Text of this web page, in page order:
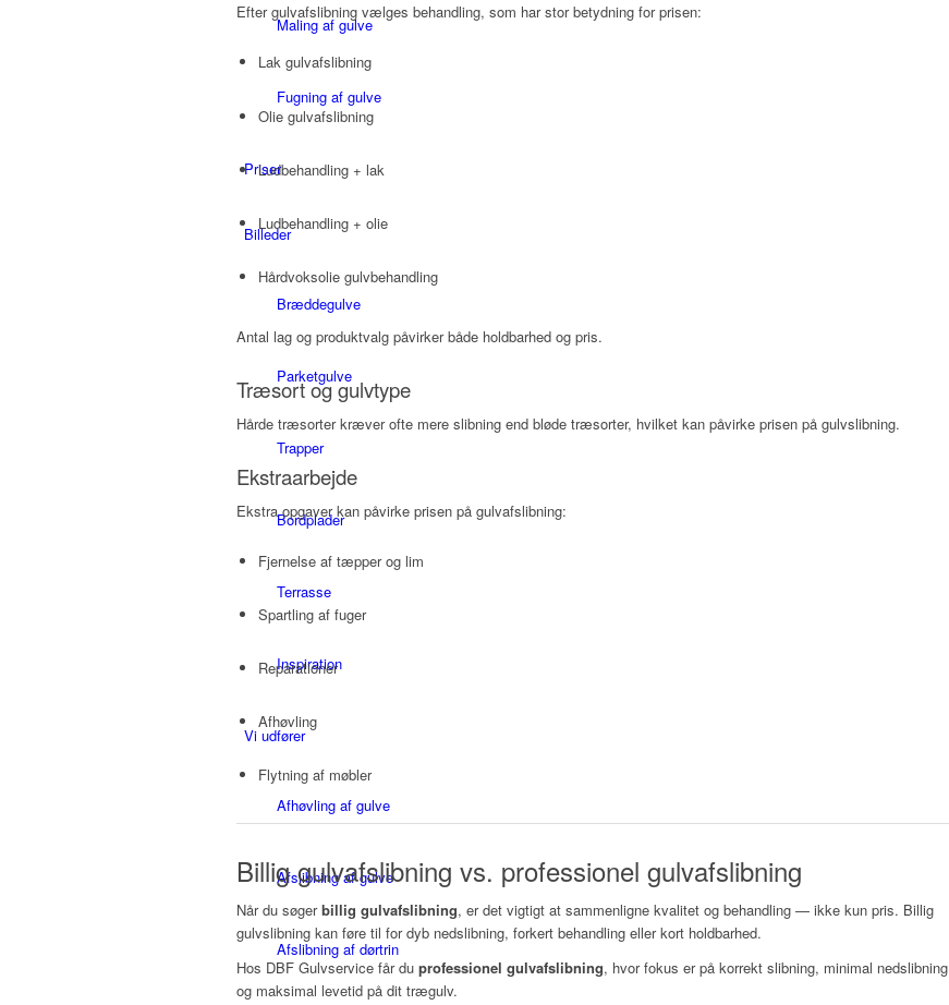
Maling af gulve
Fugning af gulve
Priser
Billeder
Bræddegulve
Parketgulve
Trapper
Bordplader
Terrasse
Inspiration
Vi udfører
Afhøvling af gulve
Afslibning af gulve
Afslibning af dørtrin
Efter gulvafslibning vælges behandling, som har stor betydning for prisen:
Lak gulvafslibning
Olie gulvafslibning
Ludbehandling + lak
Ludbehandling + olie
Hårdvoksolie gulvbehandling
Antal lag og produktvalg påvirker både holdbarhed og pris.
Træsort og gulvtype
Hårde træsorter kræver ofte mere slibning end bløde træsorter, hvilket kan påvirke prisen på gulvslibning.
Ekstraarbejde
Ekstra opgaver kan påvirke prisen på gulvafslibning:
Fjernelse af tæpper og lim
Spartling af fuger
Reparationer
Afhøvling
Flytning af møbler
Billig gulvafslibning vs. professionel gulvafslibning
Når du søgerbillig gulvafslibning, er det vigtigt at sammenligne kvalitet og behandling — ikke kun pris. Billig
gulvslibning kan føre til for dyb nedslibning, forkert behandling eller kort holdbarhed.
Hos DBF Gulvservice får du professionel gulvafslibning, hvor fokus er på korrekt slibning, minimal nedslibning
og maksimal levetid på dit trægulv.